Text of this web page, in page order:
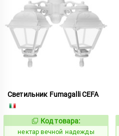
Светильник Fumagalli CEFA
Код:
1126682
Код товара:
нектар вечной надежды